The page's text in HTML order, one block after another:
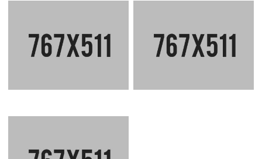
CLEAN LINES HOUSE INSIDE RENOVATION
CORPORATE